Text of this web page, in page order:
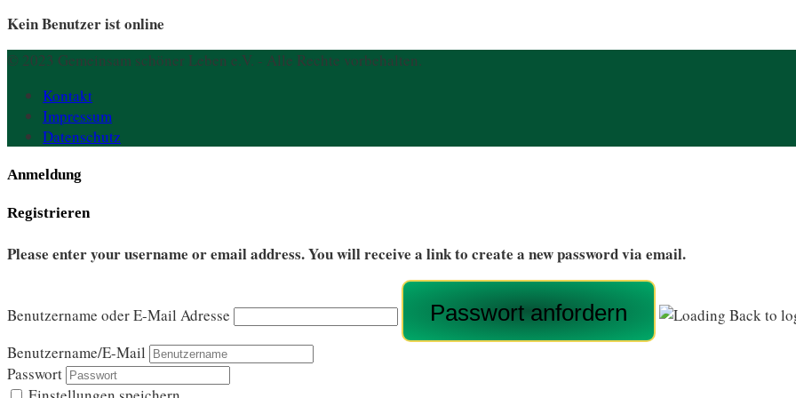
Kein Benutzer ist online
© 2023 Gemeinsam schöner Leben e.V. - Alle Rechte vorbehalten.
Kontakt
Impressum
Datenschutz
Anmeldung
Registrieren
Please enter your username or email address. You will receive a link to create a new password via email.
Benutzername oder E-Mail Adresse
Back to
Benutzername/E-Mail
Passwort